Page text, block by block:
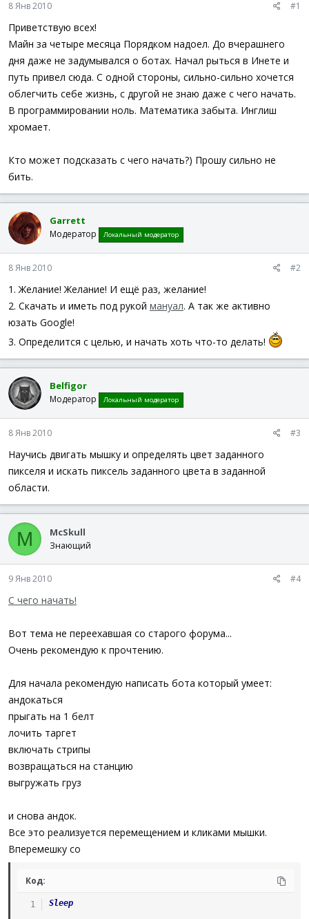
8 Янв 2010 #1
Приветствую всех!
Майн за четыре месяца Порядком надоел. До вчерашнего
дня даже не задумывался о ботах. Начал рыться в Инете и
путь привел сюда. С одной стороны, сильно-сильно хочется
облегчить себе жизнь, с другой не знаю даже с чего начать.
В программировании ноль. Математика забыта. Инглиш
хромает.
Кто может подсказать с чего начать?) Прошу сильно не
бить.
Garrett
Модератор Локальный модератор
8 Янв 2010 #2
1. Желание! Желание! И ещё раз, желание!
2. Скачать и иметь под рукой мануал. А так же активно
юзать Google!
3. Определится с целью, и начать хоть что-то делать!
Belfigor
Модератор Локальный модератор
8 Янв 2010 #3
Научись двигать мышку и определять цвет заданного
пикселя и искать пиксель заданного цвета в заданной
области.
M McSkull
Знающий
9 Янв 2010 #4
С чего начать!
Вот тема не переехавшая со старого форума...
Очень рекомендую к прочтению.
Для начала рекомендую написать бота который умеет:
андокаться
прыгать на 1 белт
лочить таргет
включать стрипы
возвращаться на станцию
выгружать груз
и снова андок.
Все это реализуется перемещением и кликами мышки.
Вперемешку со
Код:
Sleep